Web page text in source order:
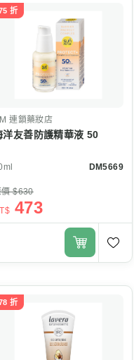
折
連鎖藥妝店
洋友善防護精華液 50
DM5669
價 $630
473
折